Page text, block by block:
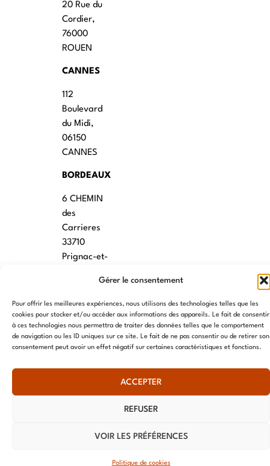
Gérer le consentement
Pour offrir les meilleures expériences, nous utilisons des technologies telles que les
cookies pour stocker et/ou accéder aux informations des appareils. Le fait de consentir
à ces technologies nous permettra de traiter des données telles que le comportement
de navigation ou les ID uniques sur ce site. Le fait de ne pas consentir ou de retirer son
consentement peut avoir un effet négatif sur certaines caractéristiques et fonctions.
ACCEPTER
REFUSER
VOIR LES PRÉFÉRENCES
Politique de cookies
20 Rue du
Cordier,
76000
ROUEN
CANNES
112
Boulevard
du Midi,
06150
CANNES
BORDEAUX
6 CHEMIN
des
Carrieres
33710
Prignac-et-
7 rue des
écoles
34790
© AME 2024, tous droits réservés